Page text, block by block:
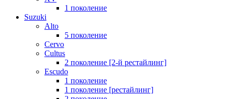
1 поколение
Suzuki
Alto
5 поколение
Cervo
Cultus
2 поколение [2-й рестайлинг]
Escudo
1 поколение
1 поколение [рестайлинг]